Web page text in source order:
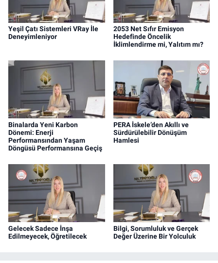
Yeşil Çatı Sistemleri VRay İle
Deneyimleniyor
2053 Net Sıfır Emisyon
Hedefinde Öncelik
İklimlendirme mi, Yalıtım mı?
Binalarda Yeni Karbon
Dönemi: Enerji
Performansından Yaşam
Döngüsü Performansına Geçiş
PERA İskele’den Akıllı ve
Sürdürülebilir Dönüşüm
Hamlesi
Gelecek Sadece İnşa
Edilmeyecek, Öğretilecek
Bilgi, Sorumluluk ve Gerçek
Değer Üzerine Bir Yolculuk